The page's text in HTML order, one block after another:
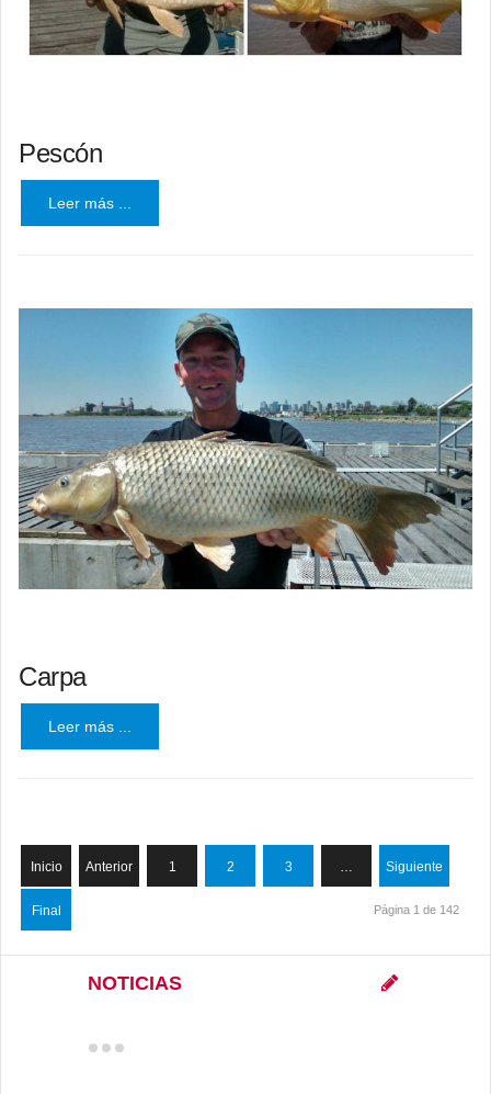
Pescón
Leer más ...
Carpa
Leer más ...
Inicio Anterior 1 2 3 Siguiente
Final Página 1 de 142
NOTICIAS